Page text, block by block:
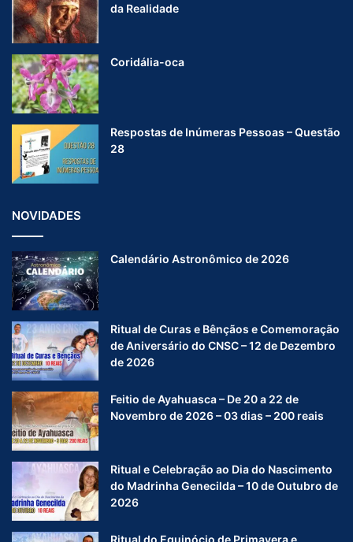
da Realidade
Coridália-oca
Respostas de Inúmeras Pessoas – Questão
28
NOVIDADES
Calendário Astronômico de 2026
Ritual de Curas e Bênçãos e Comemoração
de Aniversário do CNSC – 12 de Dezembro
de 2026
Feitio de Ayahuasca – De 20 a 22 de
Novembro de 2026 – 03 dias – 200 reais
Ritual e Celebração ao Dia do Nascimento
do Madrinha Genecilda – 10 de Outubro de
2026
Ritual do Equinócio de Primavera e